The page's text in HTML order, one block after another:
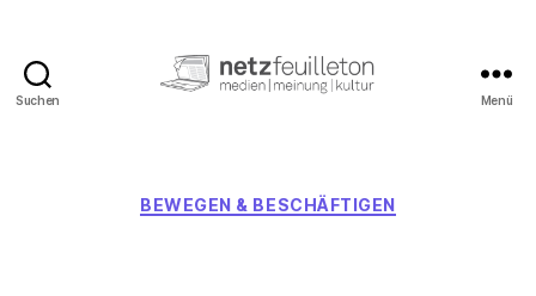
Suchen Menü
Kategorien
BEWEGEN & BESCHÄFTIGEN